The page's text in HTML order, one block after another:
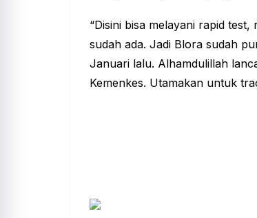
“Disini bisa melayani rapid
sudah ada. Jadi Blora sudah
Januari lalu. Alhamdulillah
Kemenkes. Utamakan untuk